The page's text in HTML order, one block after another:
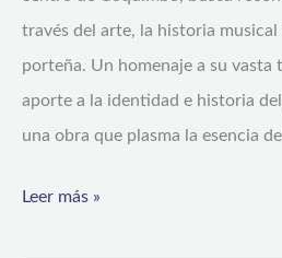
través del arte, la historia musical
porteña. Un homenaje a su vasta
aporte a la identidad e historia
una obra que plasma la esencia
que
refleja
su
historia
Leer más »